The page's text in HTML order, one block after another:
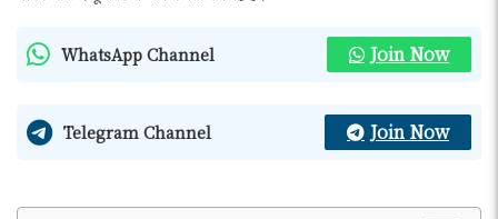
WhatsApp Channel Join Now
Telegram Channel Join Now